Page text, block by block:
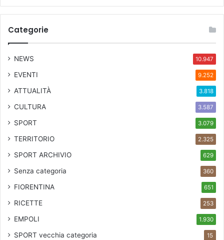
Categorie
NEWS 10.947
EVENTI 9.252
ATTUALITÀ 3.818
CULTURA 3.587
SPORT 3.079
TERRITORIO 2.325
SPORT ARCHIVIO 629
Senza categoria 360
FIORENTINA 651
RICETTE 253
EMPOLI 1.930
SPORT vecchia categoria 15